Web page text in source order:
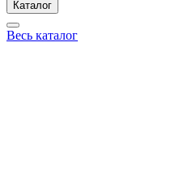
Каталог
Весь каталог